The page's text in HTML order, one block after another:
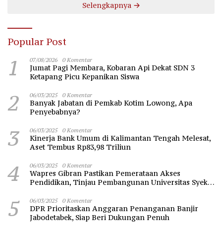
Selengkapnya
Popular Post
1 07/08/2026 0 Komentar
Jumat Pagi Membara, Kobaran Api Dekat SDN 3
Ketapang Picu Kepanikan Siswa
2 06/03/2025 0 Komentar
Banyak Jabatan di Pemkab Kotim Lowong, Apa
Penyebabnya?
3 06/03/2025 0 Komentar
Kinerja Bank Umum di Kalimantan Tengah Melesat,
Aset Tembus Rp83,98 Triliun
4 06/03/2025 0 Komentar
Wapres Gibran Pastikan Pemerataan Akses
Pendidikan, Tinjau Pembangunan Universitas Syekh
5 06/03/2025 0 Komentar
DPR Prioritaskan Anggaran Penanganan Banjir
Jabodetabek, Siap Beri Dukungan Penuh